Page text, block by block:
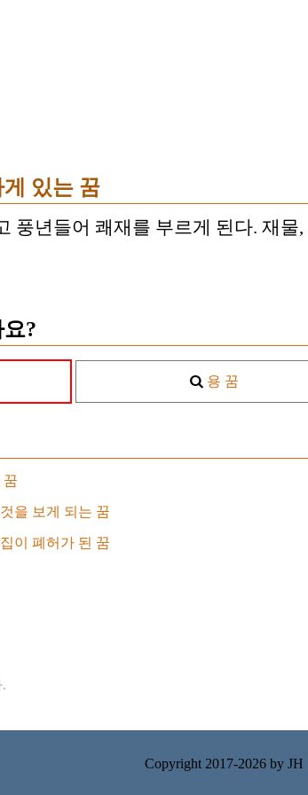
있는 꿈
풍년들어 쾌재를 부르게 된다. 재물
?
용 꿈
꿈
을 보게 되는 꿈
이 폐허가 된 꿈
Copyright 2017-2026 by JH